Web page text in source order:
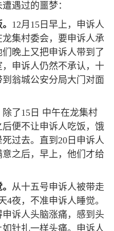
遇过的噩梦：
12月15日早上，申诉人
集村委会，要申诉人承
晚上又把申诉人带到了
申诉人仍然不承认，十
翁城公安分局大门对面
了15日 中午在龙集村
便不让申诉人吃饭，饿
过去。直到20日申诉人
之后，早上，他们才给
从十五号申诉人被带走
4夜，不准申诉人睡觉。
诉人头脑涨痛，感到头
针扎一样头痛。申诉人